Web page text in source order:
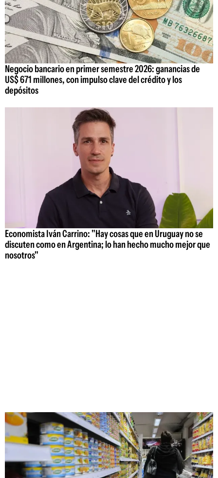
Negocio bancario en primer semestre 2026: ganancias de
US$ 671 millones, con impulso clave del crédito y los
depósitos
Economista Iván Carrino: "Hay cosas que en Uruguay no se
discuten como en Argentina; lo han hecho mucho mejor que
nosotros"